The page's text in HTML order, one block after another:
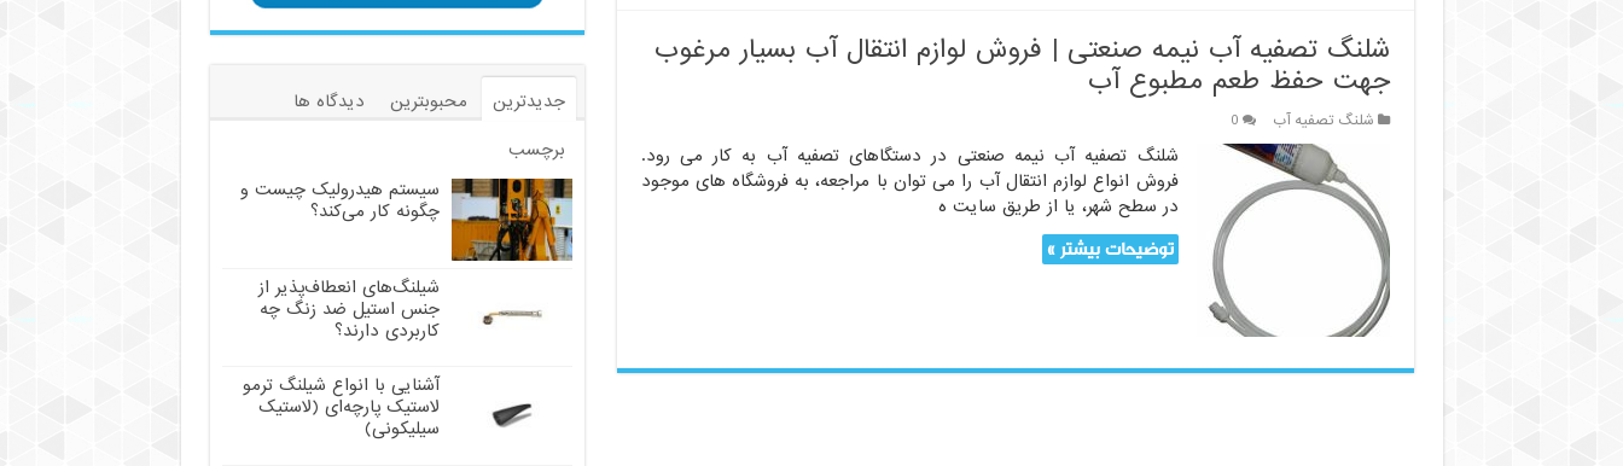
شلنگ تصفیه آب نیمه صنعتی | فروش لوازم انتقال آب بسیار مرغوب
جهت حفظ طعم مطبوع آب
شلنگ تصفیه آب 0
شلنگ تصفیه آب نیمه صنعتی در دستگاهای تصفیه آب به کار می رود.
فروش انواع لوازم انتقال آب را می توان با مراجعه، به فروشگاه های موجود
در سطح شهر، یا از طریق سایت ه
توضیحات بیشتر »
جدیدترین محبوبترین
دیدگاه ها
برچسب
سیستم هیدرولیک چیست و
چگونه کار می‌کند؟
شیلنگ‌های انعطاف‌پذیر از
جنس استیل ضد زنگ چه
کاربردی دارند؟
آشنایی با انواع شیلنگ ترمو
لاستیک پارچه‌ای (لاستیک
سیلیکونی)